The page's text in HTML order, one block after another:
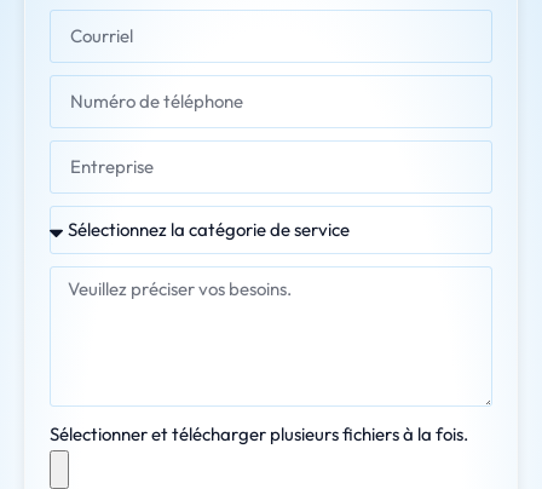
Sélectionner et télécharger plusieurs fichiers à la fois.